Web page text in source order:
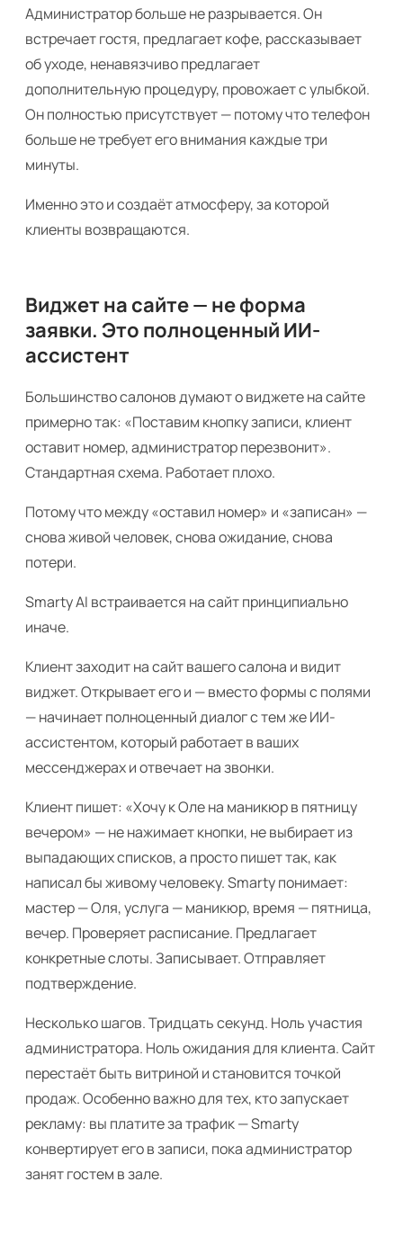
Администратор больше не разрывается. Он
встречает гостя, предлагает кофе, рассказывает
об уходе, ненавязчиво предлагает
дополнительную процедуру, провожает с улыбкой.
Он полностью присутствует — потому что телефон
больше не требует его внимания каждые три
минуты.
Именно это и создаёт атмосферу, за которой
клиенты возвращаются.
Виджет на сайте — не форма
заявки. Это полноценный ИИ-
ассистент
Большинство салонов думают о виджете на сайте
примерно так: «Поставим кнопку записи, клиент
оставит номер, администратор перезвонит».
Стандартная схема. Работает плохо.
Потому что между «оставил номер» и «записан» —
снова живой человек, снова ожидание, снова
потери.
Smarty AI встраивается на сайт принципиально
иначе.
Клиент заходит на сайт вашего салона и видит
виджет. Открывает его и — вместо формы с полями
— начинает полноценный диалог с тем же ИИ-
ассистентом, который работает в ваших
мессенджерах и отвечает на звонки.
Клиент пишет: «Хочу к Оле на маникюр в пятницу
вечером» — не нажимает кнопки, не выбирает из
выпадающих списков, а просто пишет так, как
написал бы живому человеку. Smarty понимает:
мастер — Оля, услуга — маникюр, время — пятница,
вечер. Проверяет расписание. Предлагает
конкретные слоты. Записывает. Отправляет
подтверждение.
Несколько шагов. Тридцать секунд. Ноль участия
администратора. Ноль ожидания для клиента. Сайт
перестаёт быть витриной и становится точкой
продаж. Особенно важно для тех, кто запускает
рекламу: вы платите за трафик — Smarty
конвертирует его в записи, пока администратор
занят гостем в зале.